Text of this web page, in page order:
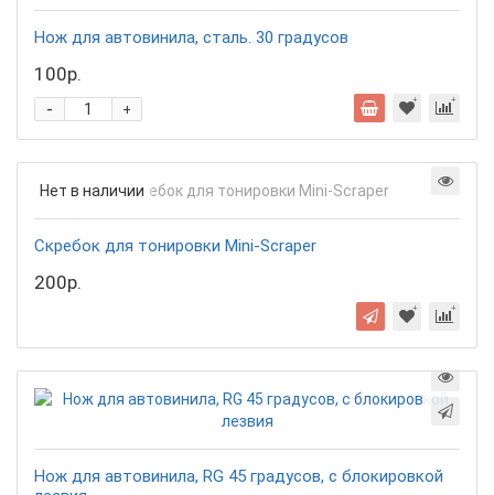
Нож для автовинила, сталь. 30 градусов
100р.
+
-
Нет в наличии
Скребок для тонировки Mini-Scraper
200р.
Нож для автовинила, RG 45 градусов, с блокировкой